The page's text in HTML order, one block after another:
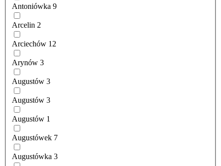
Antoniówka 9
Arcelin 2
Arciechów 12
Arynów 3
Augustów 3
Augustów 3
Augustów 1
Augustówek 7
Augustówka 3